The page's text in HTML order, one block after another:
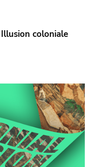
coloniale